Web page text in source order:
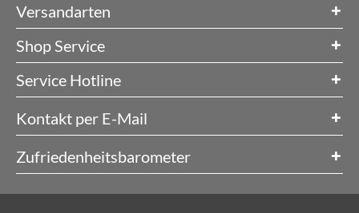
Versandarten
Shop Service
Service Hotline
Kontakt per E-Mail
Zufriedenheitsbarometer